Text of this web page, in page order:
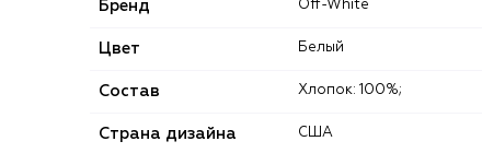
Бренд Off-White
Цвет Белый
Состав Хлопок: 100%;
Страна дизайна США